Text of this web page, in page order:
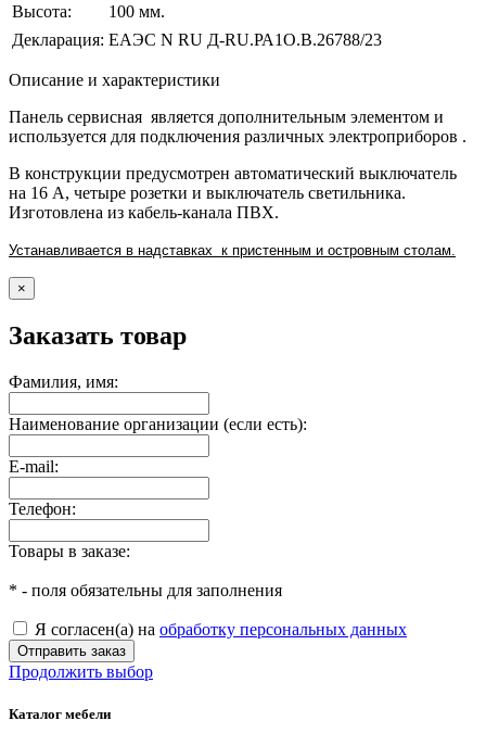
Высота:
100 мм.
Декларация: ЕАЭС N RU Д-RU.РА1O.В.26788/23
Описание и характеристики
Панель сервисная является дополнительным элементом и
используется для подключения различных электроприборов .
В конструкции предусмотрен автоматический выключатель
на 16 А, четыре розетки и выключатель светильника.
Изготовлена из кабель-канала ПВХ.
Устанавливается в надставках к приcтенным и островным столам.
×
Заказать товар
Фамилия, имя:
Наименование организации (если есть):
E-mail:
Телефон:
Товары в заказе:
* - поля обязательны для заполнения
Я согласен(а) на обработку персональных данных
Отправить заказ
Продолжить выбор
Каталог мебели